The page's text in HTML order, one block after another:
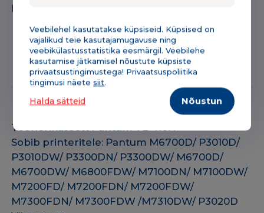
Veebilehel kasutatakse küpsiseid. Küpsised on
vajalikud teie kasutajamugavuse ning
veebikülastusstatistika eesmärgil. Veebilehe
kasutamise jätkamisel nõustute küpsiste
privaatsustingimustega! Privaatsuspoliitika
tingimusi näetesiit.
Halda sätteid Nõustun
3000lk
OEM
(originaal)
kogus
Bränd:
Kirjeldus & tehniline info
Toonerikassett Pantum TL-410H
Sobib printeritele: Pantum M6700D/ P3010D/
P3010DW/ P3300DN/ P3300DW/ M6700D/
M6700DW/ M6800FDW/ M7100DN/ M7100DW/
M7200FD/ M7200FDN/ M7200FDW/
M7300FDN/ M7300FDW /M7310DW/ P3020D